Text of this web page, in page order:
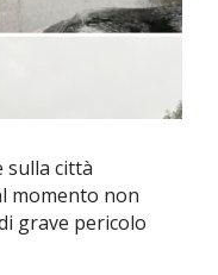
sulla città
momento non
grave pericolo